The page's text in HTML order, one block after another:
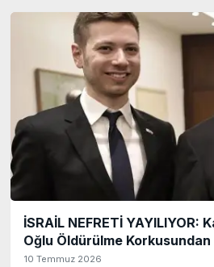
İSRAİL NEFRETİ YAYILIYOR:
Oğlu Öldürülme Korkusundan
10 Temmuz 2026